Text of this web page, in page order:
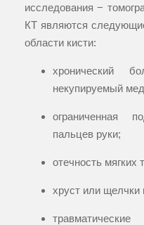
исследования −
КТ являются
области кисти:
хронический
некупируемый
ограниченная
пальцев руки;
отечность мягких
хруст или щелчки